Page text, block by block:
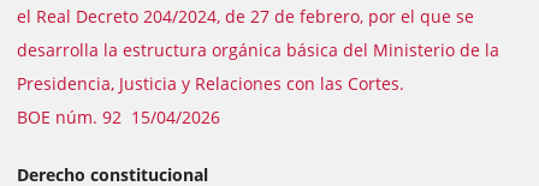
el Real Decreto 204/2024, de 27 de febrero, por el que se
desarrolla la estructura orgánica básica del Ministerio de la
Presidencia, Justicia y Relaciones con las Cortes.
BOE núm. 92 15/04/2026
Derecho constitucional